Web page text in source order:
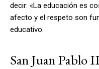
decir: «La educación es
afecto y el respeto son
educativo.
San Juan Pablo